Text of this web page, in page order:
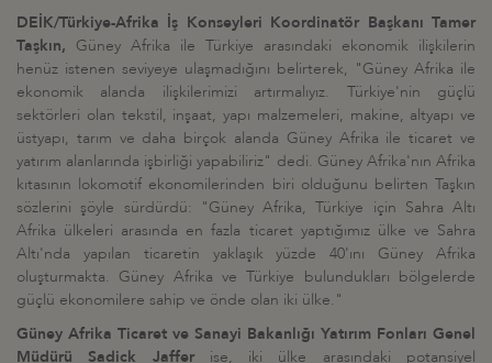
DEİK/Türkiye-Afrika İş Konseyleri Koordinatör Başkanı Tamer
Taşkın, Güney Afrika ile Türkiye arasındaki ekonomik ilişkilerin
henüz istenen seviyeye ulaşmadığını belirterek, "Güney Afrika ile
ekonomik alanda ilişkilerimizi artırmalıyız. Türkiye'nin güçlü
sektörleri olan tekstil, inşaat, yapı malzemeleri, makine, altyapı ve
üstyapı, tarım ve daha birçok alanda Güney Afrika ile ticaret ve
yatırım alanlarında işbirliği yapabiliriz" dedi. Güney Afrika'nın Afrika
kıtasının lokomotif ekonomilerinden biri olduğunu belirten Taşkın
sözlerini şöyle sürdürdü: "Güney Afrika, Türkiye için Sahra Altı
Afrika ülkeleri arasında en fazla ticaret yaptığımız ülke ve Sahra
Altı'nda yapılan ticaretin yaklaşık yüzde 40'ını Güney Afrika
oluşturmakta. Güney Afrika ve Türkiye bulundukları bölgelerde
güçlü ekonomilere sahip ve önde olan iki ülke."
Güney Afrika Ticaret ve Sanayi Bakanlığı Yatırım Fonları Genel
Müdürü Sadick Jaffer ise, iki ülke arasındaki potansiyel